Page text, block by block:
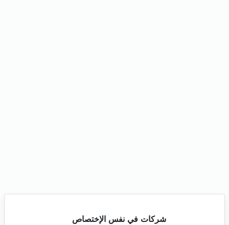
شركات في نفس الإختصاص